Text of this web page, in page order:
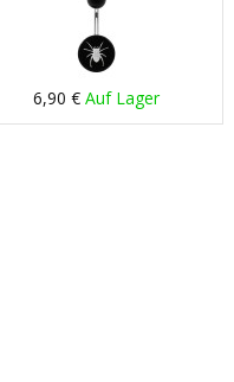
6,90 € Auf Lager